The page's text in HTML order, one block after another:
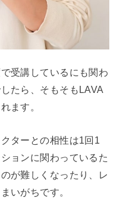
受講しているにも関わ
たら、そもそもLAVA
ます。
ターとの相性は1回1
ョンに関わっているた
が難しくなったり、レ
いがちです。